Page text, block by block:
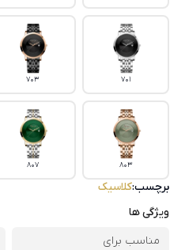
701
703
803
807
برچسب:کلاسیک
ویژگی ها
مناسب برای